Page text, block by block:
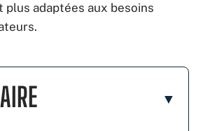
plus adaptées aux besoins